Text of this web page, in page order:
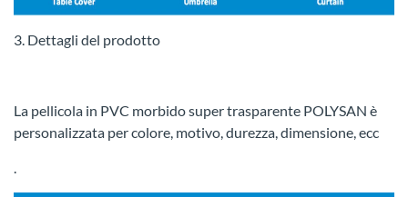
3. Dettagli del prodotto
La pellicola in PVC morbido super trasparente POLYSAN è
personalizzata per colore, motivo, durezza, dimensione, ecc
.